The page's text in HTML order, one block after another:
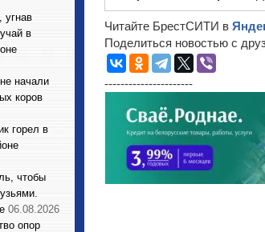
угнав
в
начали
коров
горел в
чтобы
06.08.2026
опор
Читайте БрестСИТИ в
Поделиться новостью с
----------------------